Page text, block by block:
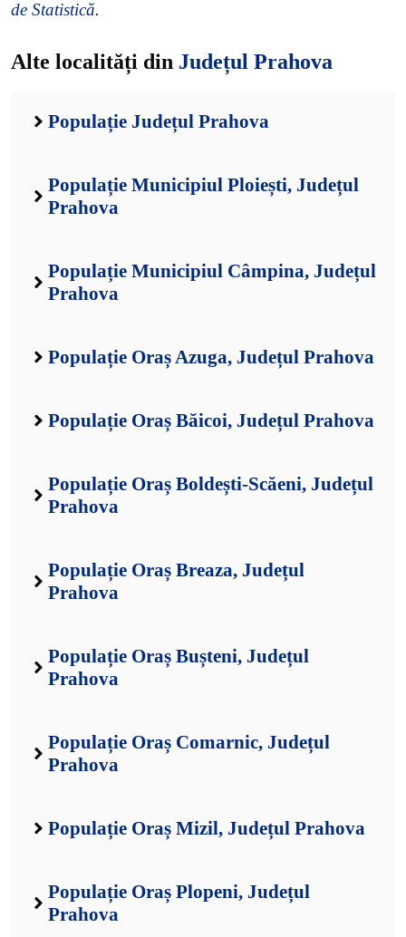
de Statistică.
Alte localități din Județul Prahova
Populație Județul Prahova
Populație Municipiul Ploiești, Județul
Prahova
Populație Municipiul Câmpina, Județul
Prahova
Populație Oraș Azuga, Județul Prahova
Populație Oraș Băicoi, Județul Prahova
Populație Oraș Boldești-Scăeni, Județul
Prahova
Populație Oraș Breaza, Județul
Prahova
Populație Oraș Bușteni, Județul
Prahova
Populație Oraș Comarnic, Județul
Prahova
Populație Oraș Mizil, Județul Prahova
Populație Oraș Plopeni, Județul
Prahova